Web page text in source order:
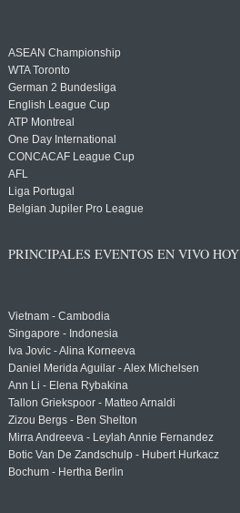
ASEAN Championship
WTA Toronto
German 2 Bundesliga
English League Cup
ATP Montreal
One Day International
CONCACAF League Cup
AFL
Liga Portugal
Belgian Jupiler Pro League
PRINCIPALES EVENTOS EN VIVO HOY
Vietnam - Cambodia
Singapore - Indonesia
Iva Jovic - Alina Korneeva
Daniel Merida Aguilar - Alex Michelsen
Ann Li - Elena Rybakina
Tallon Griekspoor - Matteo Arnaldi
Zizou Bergs - Ben Shelton
Mirra Andreeva - Leylah Annie Fernandez
Botic Van De Zandschulp - Hubert Hurkacz
Bochum - Hertha Berlin